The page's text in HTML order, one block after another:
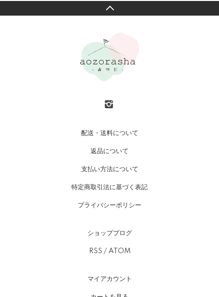
配送・送料について
返品について
支払い方法について
特定商取引法に基づく表記
プライバシーポリシー
ショップブログ
RSS / ATOM
マイアカウント